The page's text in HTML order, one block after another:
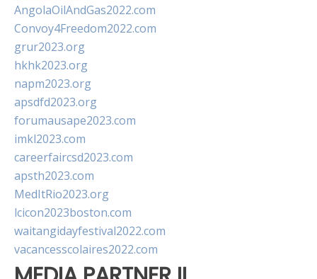
AngolaOilAndGas2022.com
Convoy4Freedom2022.com
grur2023.org
hkhk2023.org
napm2023.org
apsdfd2023.org
forumausape2023.com
imkl2023.com
careerfaircsd2023.com
apsth2023.com
MedItRio2023.org
lcicon2023boston.com
waitangidayfestival2022.com
vacancesscolaires2022.com